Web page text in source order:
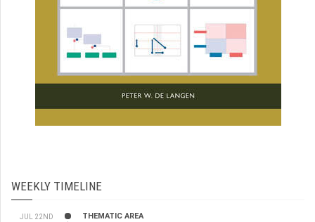
WEEKLY TIMELINE
JUL 22ND
THEMATIC AREA